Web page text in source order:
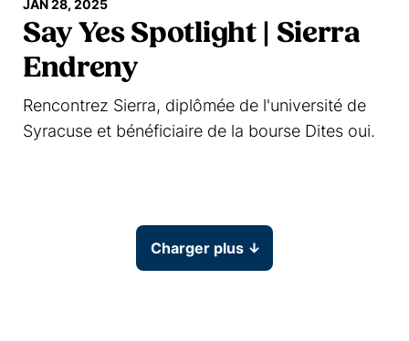
JAN 28, 2025
Say Yes Spotlight | Sierra
Endreny
Rencontrez Sierra, diplômée de l'université de
Syracuse et bénéficiaire de la bourse Dites oui.
Charger plus